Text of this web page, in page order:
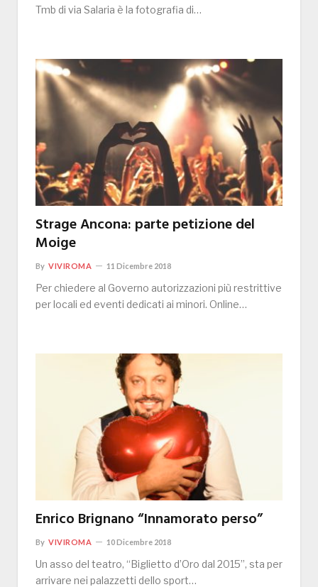
Tmb di via Salaria è la fotografia di…
Strage Ancona: parte petizione del
Moige
By VIVIROMA 11 Dicembre 2018
Per chiedere al Governo autorizzazioni più restrittive
per locali ed eventi dedicati ai minori. Online…
Enrico Brignano “Innamorato perso”
By VIVIROMA 10 Dicembre 2018
Un asso del teatro, “Biglietto d’Oro dal 2015”, sta per
arrivare nei palazzetti dello sport…